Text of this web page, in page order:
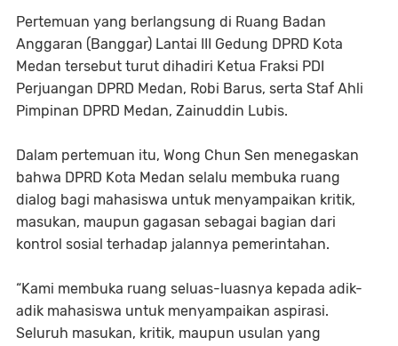
Pertemuan yang berlangsung di Ruang Badan
Anggaran (Banggar) Lantai III Gedung DPRD Kota
Medan tersebut turut dihadiri Ketua Fraksi PDI
Perjuangan DPRD Medan, Robi Barus, serta Staf Ahli
Pimpinan DPRD Medan, Zainuddin Lubis.
Dalam pertemuan itu, Wong Chun Sen menegaskan
bahwa DPRD Kota Medan selalu membuka ruang
dialog bagi mahasiswa untuk menyampaikan kritik,
masukan, maupun gagasan sebagai bagian dari
kontrol sosial terhadap jalannya pemerintahan.
“Kami membuka ruang seluas-luasnya kepada adik-
adik mahasiswa untuk menyampaikan aspirasi.
Seluruh masukan, kritik, maupun usulan yang